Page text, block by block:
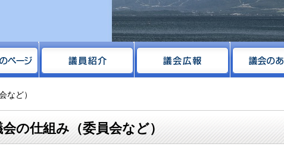
など）
の仕組み（委員会など）